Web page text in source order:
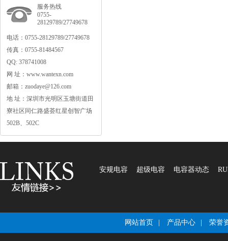
服务热线
0755-
28129789/27749678
电话：0755-28129789/27749678
传真：0755-81484567
QQ:378741008
网址：www.wantexn.com
邮箱：zuodaye@126.com
地址：深圳市光明区玉塘街道田
寮社区同仁路盛荟红星创智广场
502B、502C
安规电容 超级电容 电容器动态
网站首页 产品中心 荣誉